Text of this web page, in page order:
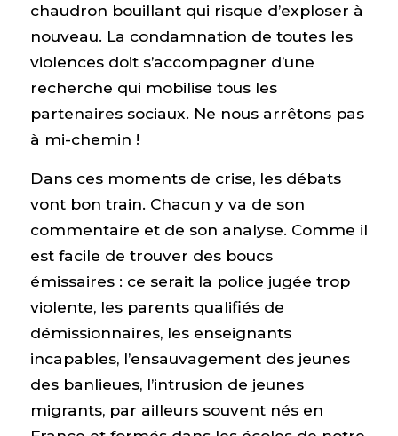
chaudron bouillant qui risque d’exploser à
nouveau. La condamnation de toutes les
violences doit s’accompagner d’une
recherche qui mobilise tous les
partenaires sociaux. Ne nous arrêtons pas
à mi-chemin !
Dans ces moments de crise, les débats
vont bon train. Chacun y va de son
commentaire et de son analyse. Comme il
est facile de trouver des boucs
émissaires : ce serait la police jugée trop
violente, les parents qualifiés de
démissionnaires, les enseignants
incapables, l’ensauvagement des jeunes
des banlieues, l’intrusion de jeunes
migrants, par ailleurs souvent nés en